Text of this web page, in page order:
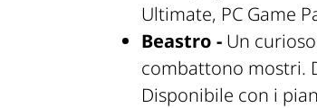
Ultimate, PC Game
Beastro - Un
combattono mostri.
Disponibile con i